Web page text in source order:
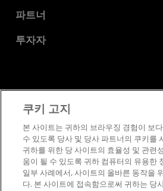
채용
문의하기
미디어 라이브러리
개발자 센트럴
사례 연구
파트너
AMD 파트너 허브
투자자
이사위원회
거버넌스 문서
SEC 신고서
상표
공급망 투명성
공정 및 공개 경쟁
영국 세금 전략
쿠키 정책
쿠키 고지
본 사이트는 귀하의 브라우징 경험이 보
수 있도록 당사 및 당사 파트너의 쿠키를
귀하를 위한 당 사이트의 효율성 및 관련
움이 될 수 있도록 귀하 컴퓨터의 유용한
일부 사례에서, 사이트의 올바른 동작을
다. 본 사이트에 접속함으로써 귀하는 당